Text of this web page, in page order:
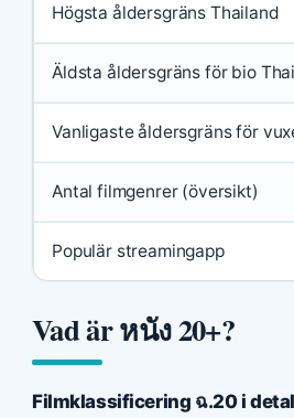
Högsta åldersgräns Thailand
Äldsta åldersgräns för bio
Vanligaste åldersgräns för
Antal filmgenrer (översikt)
Populär streamingapp
Vad är หนัง 20+?
Filmklassificering ฉ.20 i